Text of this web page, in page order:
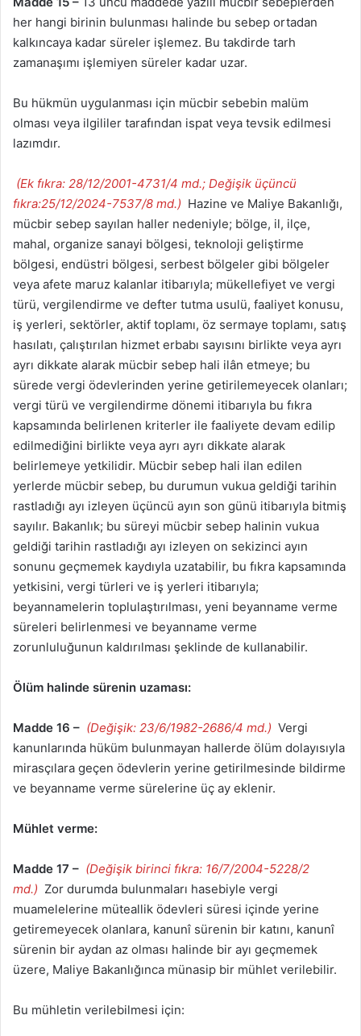
her hangi birinin bulunması halinde bu sebep ortadan
kalkıncaya kadar süreler işlemez. Bu takdirde tarh
zamanaşımı işlemiyen süreler kadar uzar.
Bu hükmün uygulanması için mücbir sebebin malüm
olması veya ilgililer tarafından ispat veya tevsik edilmesi
lazımdır.
(Ek fıkra: 28/12/2001-4731/4 md.; Değişik üçüncü
fıkra:25/12/2024-7537/8 md.) Hazine ve Maliye Bakanlığı,
mücbir sebep sayılan haller nedeniyle; bölge, il, ilçe,
mahal, organize sanayi bölgesi, teknoloji geliştirme
bölgesi, endüstri bölgesi, serbest bölgeler gibi bölgeler
veya afete maruz kalanlar itibarıyla; mükellefiyet ve vergi
türü, vergilendirme ve defter tutma usulü, faaliyet konusu,
iş yerleri, sektörler, aktif toplamı, öz sermaye toplamı, satış
hasılatı, çalıştırılan hizmet erbabı sayısını birlikte veya ayrı
ayrı dikkate alarak mücbir sebep hali ilân etmeye; bu
sürede vergi ödevlerinden yerine getirilemeyecek olanları;
vergi türü ve vergilendirme dönemi itibarıyla bu fıkra
kapsamında belirlenen kriterler ile faaliyete devam edilip
edilmediğini birlikte veya ayrı ayrı dikkate alarak
belirlemeye yetkilidir. Mücbir sebep hali ilan edilen
yerlerde mücbir sebep, bu durumun vukua geldiği tarihin
rastladığı ayı izleyen üçüncü ayın son günü itibarıyla bitmiş
sayılır. Bakanlık; bu süreyi mücbir sebep halinin vukua
geldiği tarihin rastladığı ayı izleyen on sekizinci ayın
sonunu geçmemek kaydıyla uzatabilir, bu fıkra kapsamında
yetkisini, vergi türleri ve iş yerleri itibarıyla;
beyannamelerin toplulaştırılması, yeni beyanname verme
süreleri belirlenmesi ve beyanname verme
zorunluluğunun kaldırılması şeklinde de kullanabilir.
Ölüm halinde sürenin uzaması:
Madde 16 – (Değişik: 23/6/1982-2686/4 md.) Vergi
kanunlarında hüküm bulunmayan hallerde ölüm dolayısıyla
mirasçılara geçen ödevlerin yerine getirilmesinde bildirme
ve beyanname verme sürelerine üç ay eklenir.
Mühlet verme:
Madde 17 – (Değişik birinci fıkra: 16/7/2004-5228/2
md.) Zor durumda bulunmaları hasebiyle vergi
muamelelerine müteallik ödevleri süresi içinde yerine
getiremeyecek olanlara, kanunî sürenin bir katını, kanunî
sürenin bir aydan az olması halinde bir ayı geçmemek
üzere, Maliye Bakanlığınca münasip bir mühlet verilebilir.
Bu mühletin verilebilmesi için: